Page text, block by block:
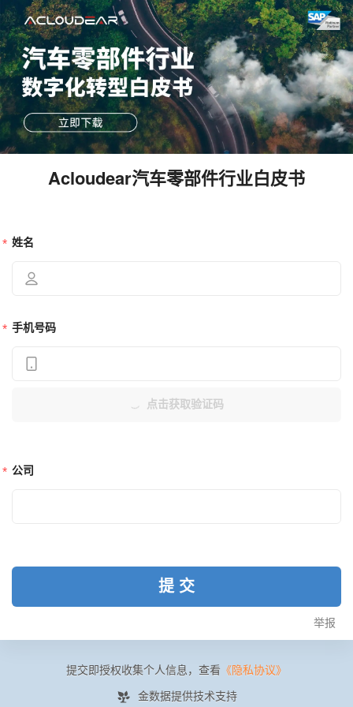
Acloudear汽车零部件行业白皮书
姓名
手机号码
点击获取验证码
公司
提交
举报
提交即授权收集个人信息，查看 《隐私协议》
金数据提供技术支持